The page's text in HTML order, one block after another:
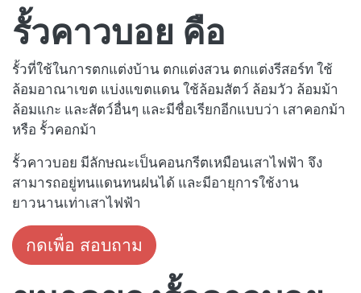
รั้วคาวบอย คือ
รั้วที่ใช้ในการตกแต่งบ้าน ตกแต่งสวน ตกแต่งรีสอร์ท ใช้
ล้อมอาณาเขต แบ่งแขตแดน ใช้ล้อมสัตว์ ล้อมวัว ล้อมม้า
ล้อมแกะ และสัตว์อื่นๆ และมีชื่อเรียกอีกแบบว่า เสาคอกม้า
หรือ รั้วคอกม้า
รั้วคาวบอย มีลักษณะเป็นคอนกรีตเหมือนเสาไฟฟ้า จึง
สามารถอยู่ทนแดนทนฝนได้ และมีอายุการใช้งาน
ยาวนานเท่าเสาไฟฟ้า
กดเพื่อ สอบถาม